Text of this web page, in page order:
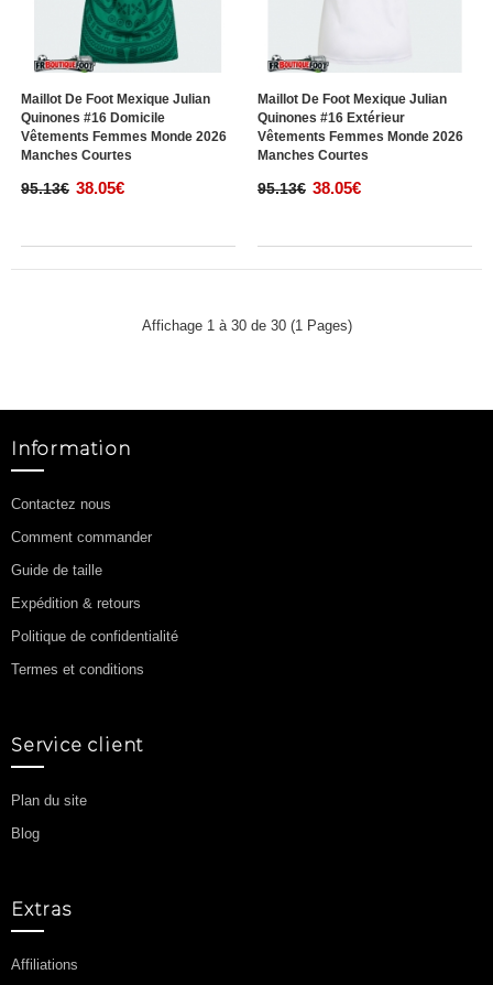
Maillot De Foot Mexique Julian
Quinones #16 Domicile
Vêtements Femmes Monde 2026
Manches Courtes
95.13€ 38.05€
Maillot De Foot Mexique Julian
Quinones #16 Extérieur
Vêtements Femmes Monde 2026
Manches Courtes
95.13€ 38.05€
Affichage 1 à 30 de 30 (1 Pages)
Information
Contactez nous
Comment commander
Guide de taille
Expédition & retours
Politique de confidentialité
Termes et conditions
Service client
Plan du site
Blog
Extras
Affiliations